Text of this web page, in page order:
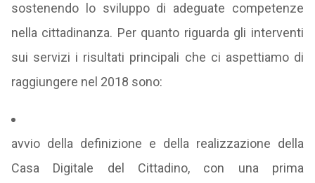
sostenendo lo sviluppo di adeguate competenze
nella cittadinanza. Per quanto riguarda gli interventi
sui servizi i risultati principali che ci aspettiamo di
raggiungere nel 2018 sono:
avvio della definizione e della realizzazione della
Casa Digitale del Cittadino, con una prima